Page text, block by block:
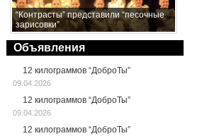
“Контрасты” представили “песочные
зарисовки”
Объявления
12 килограммов “ДоброТы”
09.04.2026
12 килограммов “ДоброТы”
09.04.2026
12 килограммов “ДоброТы”